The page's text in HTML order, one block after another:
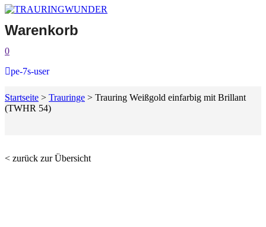
Warenkorb
0
pe-7s-user
Startseite > Trauringe > Trauring Weißgold einfarbig mit Brillant
(TWHR 54)
< zurück zur Übersicht